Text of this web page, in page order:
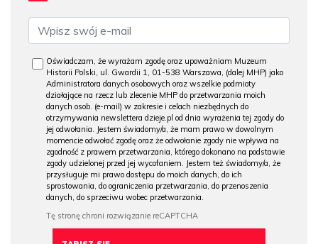
Oświadczam, że wyrażam zgodę oraz upoważniam Muzeum
Historii Polski, ul. Gwardii 1, 01-538 Warszawa, (dalej MHP) jako
Administratora danych osobowych oraz wszelkie podmioty
działające na rzecz lub zlecenie MHP do przetwarzania moich
danych osob. (e-mail) w zakresie i celach niezbędnych do
otrzymywania newslettera dzieje.pl od dnia wyrażenia tej zgody do
jej odwołania. Jestem świadomy/a, że mam prawo w dowolnym
momencie odwołać zgodę oraz że odwołanie zgody nie wpływa na
zgodność z prawem przetwarzania, którego dokonano na podstawie
zgody udzielonej przed jej wycofaniem. Jestem też świadomy/a, że
przysługuje mi prawo dostępu do moich danych, do ich
sprostowania, do ograniczenia przetwarzania, do przenoszenia
danych, do sprzeciwu wobec przetwarzania.